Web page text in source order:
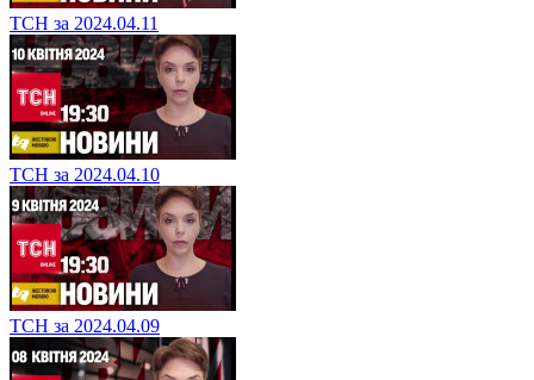
ТСН за 2024.04.11
ТСН за 2024.04.10
ТСН за 2024.04.09